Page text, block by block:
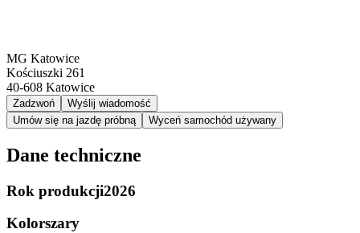
MG Katowice
Kościuszki 261
40-608 Katowice
Zadzwoń
Wyślij wiadomość
Umów się na jazdę próbną
Wyceń samochód używany
Dane techniczne
Rok produkcji2026
Kolorszary